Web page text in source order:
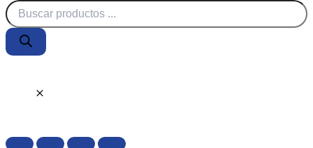
Búsqueda
de
productos